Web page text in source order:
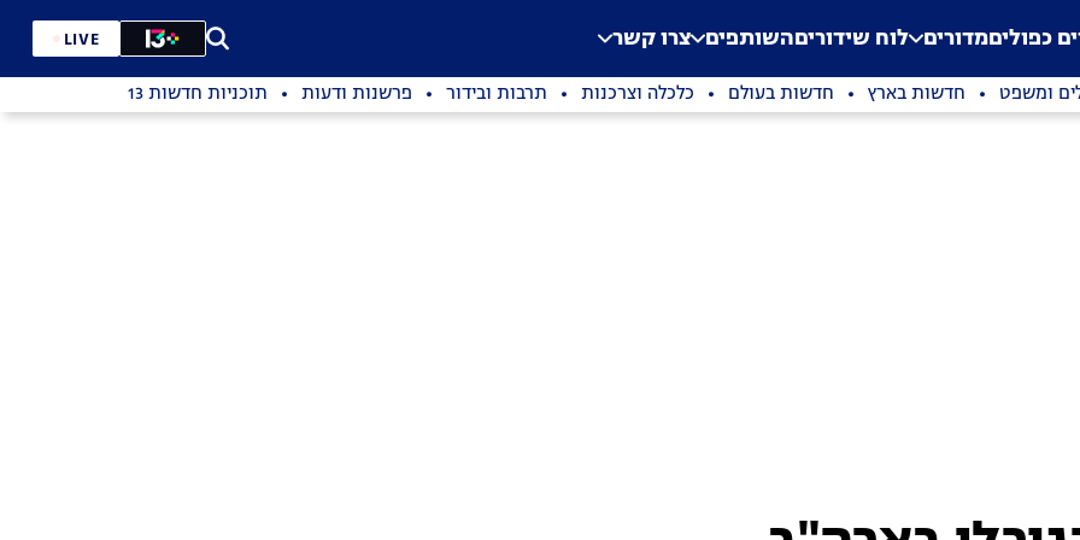
Application error: a
. כפוליםמדורים לוח שידוריםהשותפים צרו קשר LIVE
ומשפט חדשות בארץ חדשות בעולם כלכלה וצרכנות תרבות ובידור פרשנות ודעות תוכניות חדשות 13